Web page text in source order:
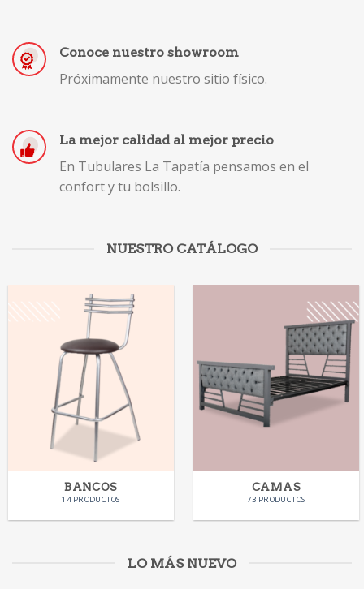
Conoce nuestro showroom
Próximamente nuestro sitio físico.
La mejor calidad al mejor precio
En Tubulares La Tapatía pensamos en el
confort y tu bolsillo.
NUESTRO CATÁLOGO
BANCOS
14 PRODUCTOS
CAMAS
73 PRODUCTOS
LO MÁS NUEVO